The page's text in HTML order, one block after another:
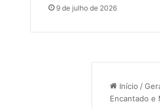
9 de julho de 2026